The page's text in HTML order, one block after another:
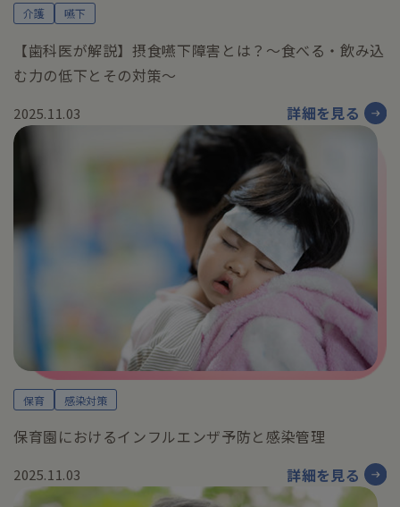
介護 嚥下
【歯科医が解説】摂食嚥下障害とは？～食べる・飲み込
む力の低下とその対策～
2025.11.03 詳細を見る
保育 感染対策
保育園におけるインフルエンザ予防と感染管理
2025.11.03 詳細を見る